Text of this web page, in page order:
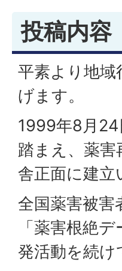
投稿内容
平素より地
げます。
1999年8月24
踏まえ、薬
舎正面に建立
全国薬害被害
「薬害根絶
発活動を続け